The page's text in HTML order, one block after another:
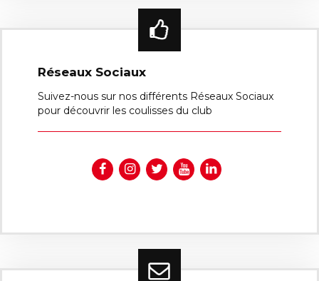
Réseaux Sociaux
Suivez-nous sur nos différents Réseaux Sociaux
pour découvrir les coulisses du club